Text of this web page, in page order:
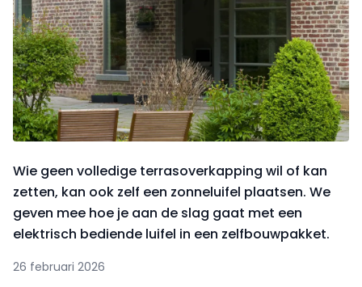
Wie geen volledige terrasoverkapping wil of kan
zetten, kan ook zelf een zonneluifel plaatsen. We
geven mee hoe je aan de slag gaat met een
elektrisch bediende luifel in een zelfbouwpakket.
26 februari 2026